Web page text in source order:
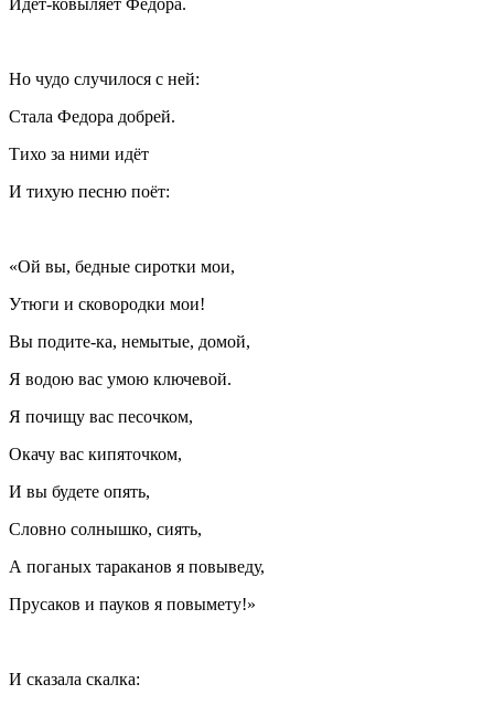
Но чудо случилося с ней:
Стала Федора добрей.
Тихо за ними идёт
И тихую песню поёт:
«Ой вы, бедные сиротки мои,
Утюги и сковородки мои!
Вы подите-ка, немытые, домой,
Я водою вас умою ключевой.
Я почищу вас песочком,
Окачу вас кипяточком,
И вы будете опять,
Словно солнышко, сиять,
А поганых тараканов я повыведу,
Прусаков и пауков я повымету!»
И сказала скалка: